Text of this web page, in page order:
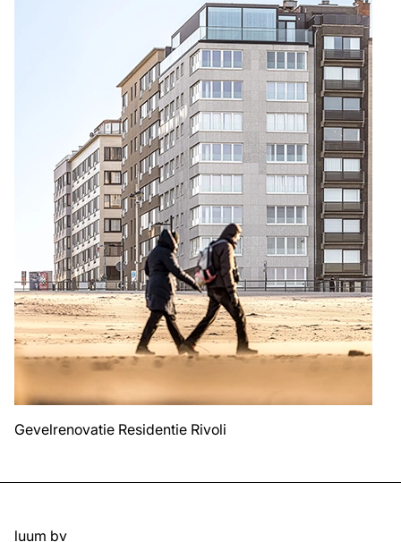
Gevelrenovatie Residentie Rivoli
luum bv